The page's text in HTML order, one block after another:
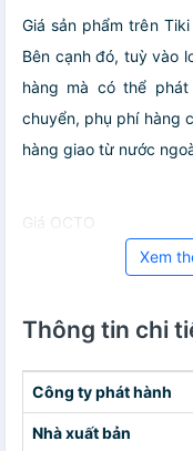
Giá sản phẩm trên
Bên cạnh đó, tuỳ vào
hàng mà có thể
chuyển, phụ phí hàng
hàng giao từ nước
Giá OCTO
Xem
Thông tin chi
Công ty phát hành
Nhà xuất bản